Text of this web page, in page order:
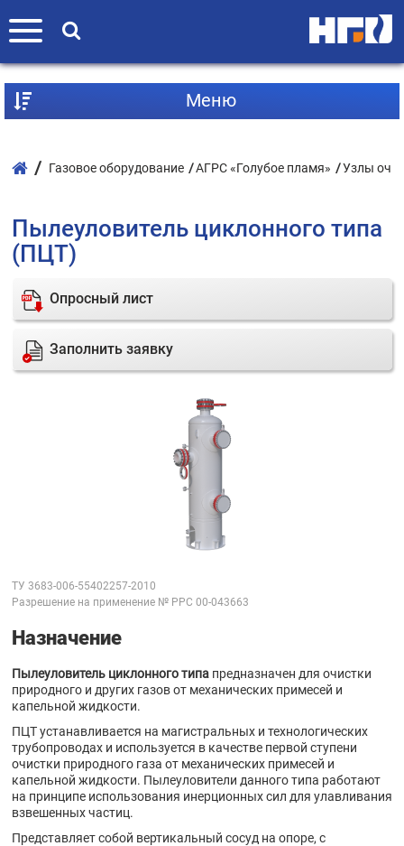
Mеню
Газовое оборудование АГРС «Голубое пламя» Узлы
Пылеуловитель циклонного типа
(ПЦТ)
Опросный лист
Заполнить заявку
ТУ 3683-006-55402257-2010
Разрешение на применение № РРС 00-043663
Назначение
Пылеуловитель циклонного типа предназначен для очистки
природного и других газов от механических примесей и
капельной жидкости.
ПЦТ устанавливается на магистральных и технологических
трубопроводах и используется в качестве первой ступени
очистки природного газа от механических примесей и
капельной жидкости. Пылеуловители данного типа работают
на принципе использования инерционных сил для улавливания
взвешенных частиц.
Представляет собой вертикальный сосуд на опоре, с